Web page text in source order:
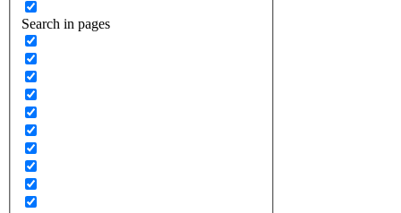
Search in pages